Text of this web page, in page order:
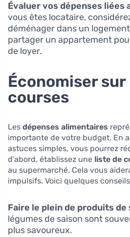
Évaluer vos dépenses liées
vous êtes locataire,
déménager dans un
partager un appartement
de loyer.
Économiser sur
courses
Les dépenses alimentaires
importante de votre budget. En
astuces simples, vous pourrez
d’abord, établissez une liste de
au supermarché. Cela vous
impulsifs. Voici quelques
Faire le plein de produits de
légumes de saison sont
plus savoureux.